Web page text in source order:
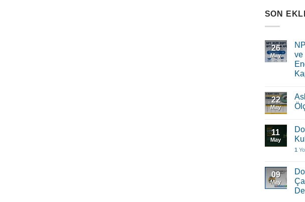
SON
26
May
ve
22
May
11
May
1
09
May